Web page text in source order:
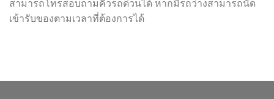
สามารถโทรสอบถามคิวรถด่วนได้ หากมีรถว่างสามารถนัด
เข้ารับของตามเวลาที่ต้องการได้